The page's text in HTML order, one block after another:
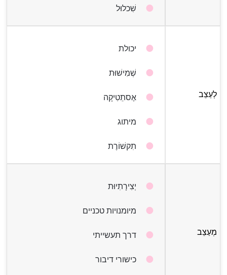
שִׁכלוּל
לְעַצֵב
יכולת
שְׁמִישׁוּת
אֶסתֵטִיקָה
מיתוג
תִקשׁוֹרֶת
מְעַצֵב
יְצִירָתִיוּת
מיומנויות טכניים
דרך תעשייתי
כישורי דיבור